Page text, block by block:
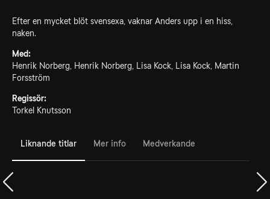
Efter en mycket blöt svensexa, vaknar Anders upp i en hiss,
naken.
Med:
Henrik Norberg, Henrik Norberg, Lisa Kock, Lisa Kock, Martin
Forsström
Regissör:
Torkel Knutsson
Liknande titlar Mer info Medverkande